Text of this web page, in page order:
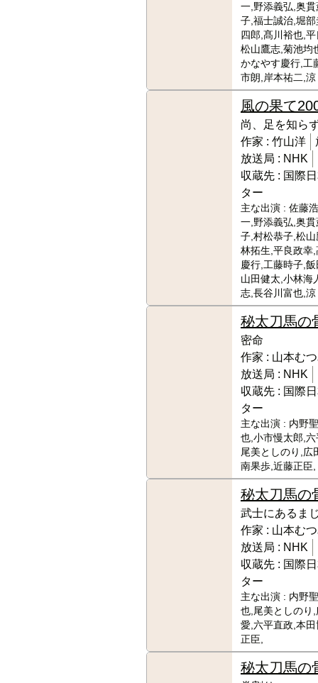
一,野添義弘,奥
子,福士誠治,堀
四郎,髙川裕也,
松山鷹志,菊池均
かなやす慶行,工
市朗,岸本祐二,涼
風の果て
尚、足を知ら
作家 : 竹山洋
放送局 : NHK
収蔵先 : 国際
ター
主な出演 : 佐藤
一,野添義弘,奥
子,村松恭子,松
林拓生,平良政幸
慶行,工藤時子,
山田健太,小林海
志,長谷川富也,涼
秘太刀馬の
密命
作家 : 山本む
放送局 : NHK
収蔵先 : 国際
ター
主な出演 : 内野
也,小市慢太郎,
尾美としのり,広
南果歩,近藤正臣,
秘太刀馬の
武士にあるま
作家 : 山本む
放送局 : NHK
収蔵先 : 国際
ター
主な出演 : 内野
也,尾美としのり
愛,六平直政,本
正臣,
秘太刀馬の